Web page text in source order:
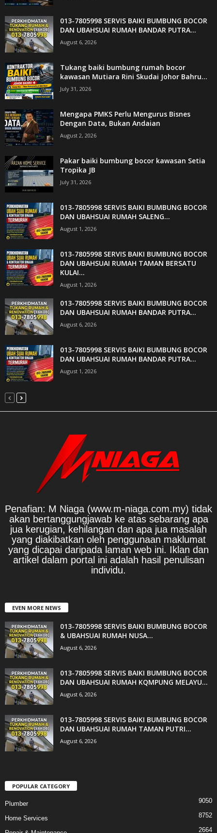
013-7805998 SERVIS BAIKI BUMBUNG BOCOR
DAN UBAHSUAI RUMAH BANDAR PUTRA...
August 6, 2026
Tukang baiki bumbung rumah bocor
kawasan Mutiara Rini Skudai Johor Bahru...
July 31, 2026
Mengapa PMKS Perlu Mengurus Bisnes
Dengan Data, Bukan Andaian
August 2, 2026
Pakar baiki bumbung bocor kawasan Setia
Tropika JB
July 31, 2026
013-7805998 SERVIS BAIKI BUMBUNG BOCOR
DAN UBAHSUAI RUMAH SALENG...
August 1, 2026
013-7805998 SERVIS BAIKI BUMBUNG BOCOR
DAN UBAHSUAI RUMAH TAMAN BERSATU
KULAI...
August 1, 2026
013-7805998 SERVIS BAIKI BUMBUNG BOCOR
DAN UBAHSUAI RUMAH BANDAR PUTRA...
August 6, 2026
013-7805998 SERVIS BAIKI BUMBUNG BOCOR
DAN UBAHSUAI RUMAH BANDAR PUTRA...
August 1, 2026
Penafian: M Niaga (www.m-niaga.com.my) tidak
akan bertanggungjawab ke atas sebarang apa
jua kerugian, kehilangan dan apa jua masalah
yang diakibatkan oleh penggunaan maklumat
yang dicapai daripada laman web ini. Iklan dan
artikel dalam portal ini adalah hasil penulisan
individu.
EVEN MORE NEWS
013-7805998 SERVIS BAIKI BUMBUNG BOCOR
& UBAHSUAI RUMAH NUSA...
August 6, 2026
013-7805998 SERVIS BAIKI BUMBUNG BOCOR
DAN UBAHSUAI RUMAH KQMPUNG MELAYU...
August 6, 2026
013-7805998 SERVIS BAIKI BUMBUNG BOCOR
DAN UBAHSUAI RUMAH TAMAN PUTRI...
August 6, 2026
POPULAR CATEGORY
Plumber 9050
Home Services 8752
2664